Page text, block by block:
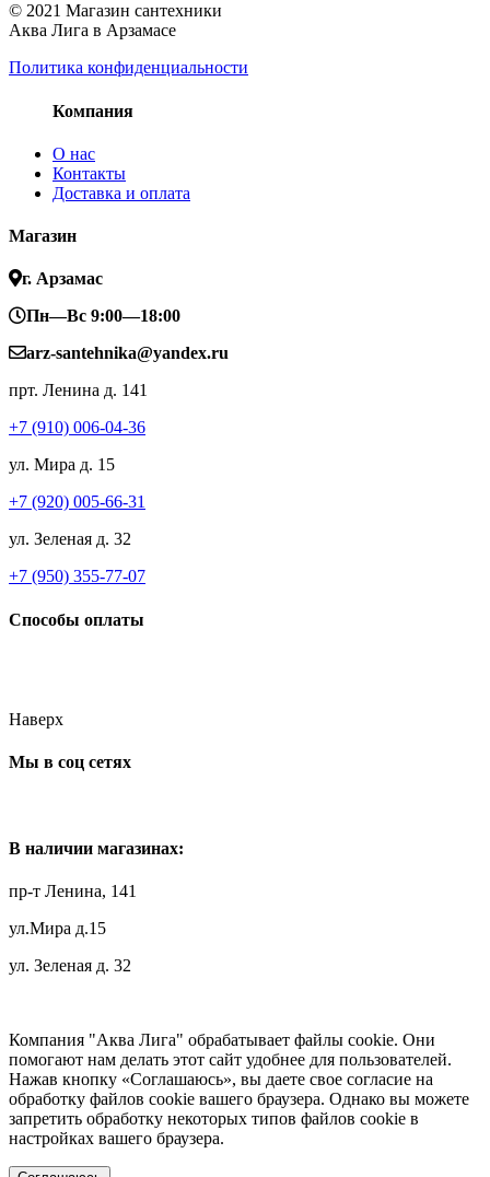
© 2021 Магазин сантехники
Аква Лига в Арзамасе
Политика конфиденциальности
Компания
О нас
Контакты
Доставка и оплата
Магазин
г. Арзамас
Пн—Вс 9:00—18:00
arz-santehnika@yandex.ru
прт. Ленина д. 141
+7 (910) 006-04-36
ул. Мира д. 15
+7 (920) 005-66-31
ул. Зеленая д. 32
+7 (950) 355-77-07
Способы оплаты
Наверх
Мы в соц сетях
В наличии магазинах:
пр-т Ленина, 141
ул.Мира д.15
ул. Зеленая д. 32
Компания "Аква Лига" обрабатывает файлы cookie. Они
помогают нам делать этот сайт удобнее для пользователей.
Нажав кнопку «Соглашаюсь», вы даете свое согласие на
обработку файлов cookie вашего браузера. Однако вы можете
запретить обработку некоторых типов файлов cookie в
настройках вашего браузера.